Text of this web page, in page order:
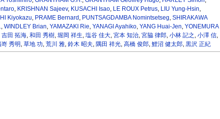
, KRISHNAN Sajeev, KUSACHI Isao, LE ROUX Petrus, LIU Yung-Hsin
Kiyokazu PRAME Bernard PUNTSAGDAMBA Nomintsetseg SHIRAKAWA
WINDLEY Brian YAMAZAKI Rie YANAGI Ayahiko, YANG Huai-Jen YONEMURA
吉田 拓海, 和田 秀樹, 堀岡 祥生 塩谷 佳大, 宮本 知治, 宮脇 律郎, 小林 記之 小澤 信,
嵜 秀明 草地 功 荒川 雅, 鈴木 昭夫 隅田 祥光, 高橋 俊郎, 鯉沼 健太郎, 黒沢 正紀